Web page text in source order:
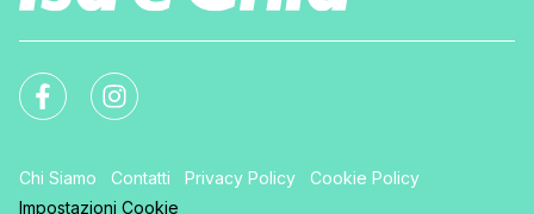
Chi Siamo Contatti Privacy Policy
Cookie Policy
Impostazioni Cookie